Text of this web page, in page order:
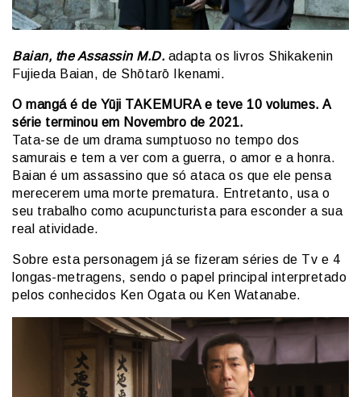
Baian, the Assassin M.D. adapta os livros Shikakenin
Fujieda Baian, de Shōtarō Ikenami.
O mangá é de Yūji TAKEMURA e teve 10 volumes. A
série terminou em Novembro de 2021.
Tata-se de um drama sumptuoso no tempo dos
samurais e tem a ver com a guerra, o amor e a honra.
Baian é um assassino que só ataca os que ele pensa
merecerem uma morte prematura. Entretanto, usa o
seu trabalho como acupuncturista para esconder a sua
real atividade.
Sobre esta personagem já se fizeram séries de Tv e 4
longas-metragens, sendo o papel principal interpretado
pelos conhecidos Ken Ogata ou Ken Watanabe.